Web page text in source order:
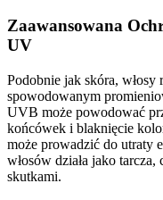
Zaawansowana
UV
Podobnie jak skóra,
spowodowanym
UVB może powodować
końcówek i blaknięcie
może prowadzić do utraty
włosów działa jako
skutkami.